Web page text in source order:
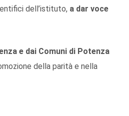
dell’istituto, a dar voce
e dai Comuni di Potenza
della parità e nella